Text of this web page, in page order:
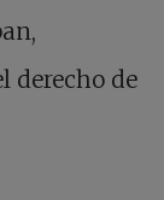
derecho de